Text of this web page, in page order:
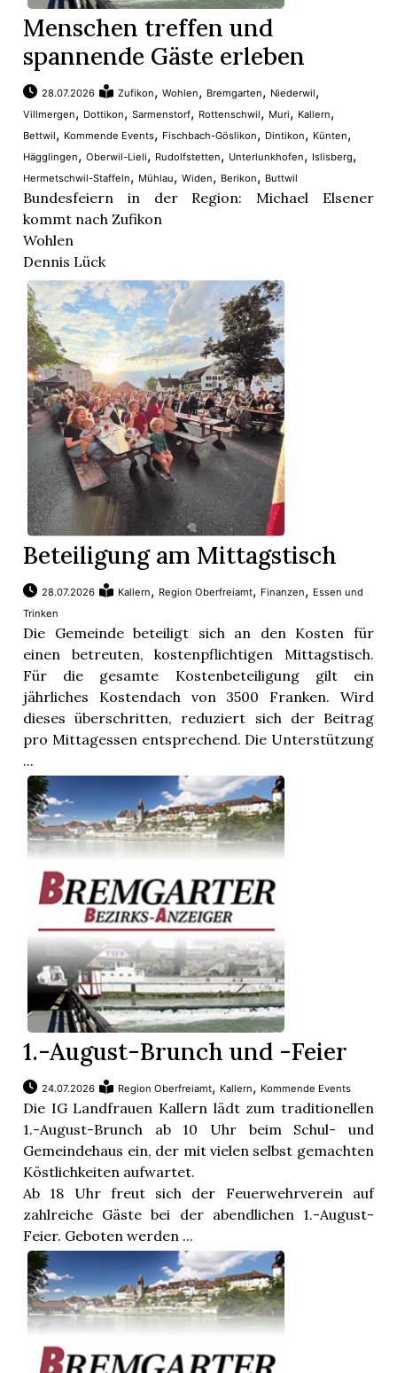
Menschen treffen und
spannende Gäste erleben
28.07.2026 Zufikon,Wohlen, Bremgarten, Niederwil,
Villmergen, Dottikon,Sarmenstorf, Rottenschwil, Muri, Kallern,
Bettwil, Kommende Events, Fischbach-Göslikon, Dintikon, Künten,
Hägglingen,Oberwil-Lieli, Rudolfstetten, Unterlunkhofen, Islisberg,
Hermetschwil-Staffeln, Mühlau,Widen, Berikon, Buttwil
Bundesfeiern in der Region: Michael Elsener
kommt nach Zufikon
Wohlen
Dennis Lück
Ab 18 Uhr öffnet der Turnverein die Festwirtschaft
auf dem Sternenplatz. Kommunikations-/
Kreativexperte Dennis Lück hält die Ansprache. Die
Gemeinde offeriert einen kleinen Imbiss. Die
Steelband ...
Beteiligung am Mittagstisch
28.07.2026 Kallern, Region Oberfreiamt, Finanzen, Essen und
Trinken
Die Gemeinde beteiligt sich an den Kosten für
einen betreuten, kostenpflichtigen Mittagstisch.
Für die gesamte Kostenbeteiligung gilt ein
jährliches Kostendach von 3500 Franken. Wird
dieses überschritten, reduziert sich der Beitrag
pro Mittagessen entsprechend. Die Unterstützung
...
1.-August-Brunch und -Feier
24.07.2026 Region Oberfreiamt, Kallern, Kommende Events
Die IG Landfrauen Kallern lädt zum traditionellen
1.-August-Brunch ab 10 Uhr beim Schul- und
Gemeindehaus ein, der mit vielen selbst gemachten
Köstlichkeiten aufwartet.
Ab 18 Uhr freut sich der Feuerwehrverein auf
zahlreiche Gäste bei der abendlichen 1.-August-
Feier. Geboten werden ...